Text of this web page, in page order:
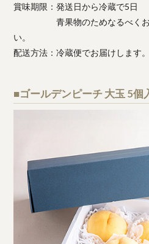
賞味期限：発送日から冷蔵で5日
青果物のためなるべくお早
い。
配送方法：冷蔵便でお届けします。
■ゴールデンピーチ 大玉 5個